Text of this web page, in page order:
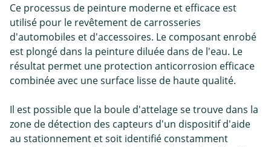
Ce processus de peinture moderne et efficace est
utilisé pour le revêtement de carrosseries
d'automobiles et d'accessoires. Le composant enrobé
est plongé dans la peinture diluée dans de l'eau. Le
résultat permet une protection anticorrosion efficace
combinée avec une surface lisse de haute qualité.
Il est possible que la boule d'attelage se trouve dans la
zone de détection des capteurs d'un dispositif d'aide
au stationnement et soit identifié constamment